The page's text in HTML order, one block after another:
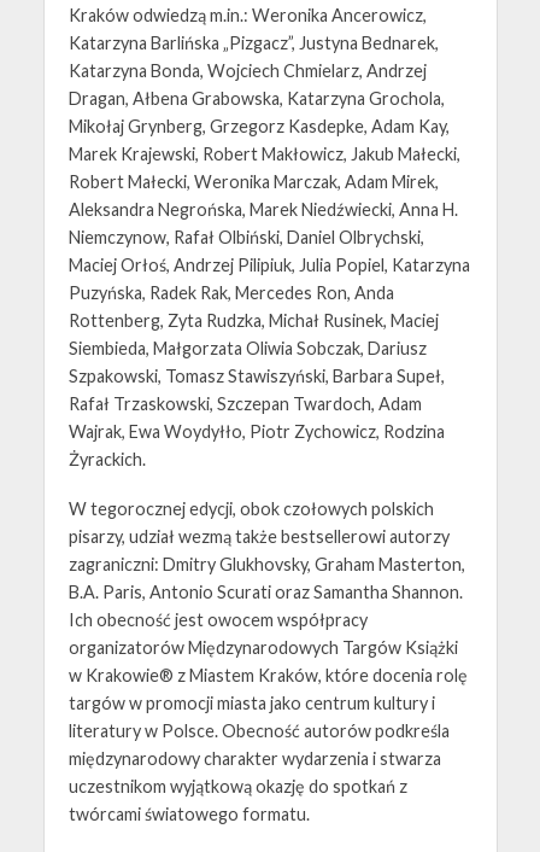
Kraków odwiedzą m.in.: Weronika Ancerowicz,
Katarzyna Barlińska „Pizgacz”, Justyna Bednarek,
Katarzyna Bonda, Wojciech Chmielarz, Andrzej
Dragan, Ałbena Grabowska, Katarzyna Grochola,
Mikołaj Grynberg, Grzegorz Kasdepke, Adam Kay,
Marek Krajewski, Robert Makłowicz, Jakub Małecki,
Robert Małecki, Weronika Marczak, Adam Mirek,
Aleksandra Negrońska, Marek Niedźwiecki, Anna H.
Niemczynow, Rafał Olbiński, Daniel Olbrychski,
Maciej Orłoś, Andrzej Pilipiuk, Julia Popiel, Katarzyna
Puzyńska, Radek Rak, Mercedes Ron, Anda
Rottenberg, Zyta Rudzka, Michał Rusinek, Maciej
Siembieda, Małgorzata Oliwia Sobczak, Dariusz
Szpakowski, Tomasz Stawiszyński, Barbara Supeł,
Rafał Trzaskowski, Szczepan Twardoch, Adam
Wajrak, Ewa Woydyłło, Piotr Zychowicz, Rodzina
Żyrackich.
W tegorocznej edycji, obok czołowych polskich
pisarzy, udział wezmą także bestsellerowi autorzy
zagraniczni: Dmitry Glukhovsky, Graham Masterton,
B.A. Paris, Antonio Scurati oraz Samantha Shannon.
Ich obecność jest owocem współpracy
organizatorów Międzynarodowych Targów Książki
w Krakowie® z Miastem Kraków, które docenia rolę
targów w promocji miasta jako centrum kultury i
literatury w Polsce. Obecność autorów podkreśla
międzynarodowy charakter wydarzenia i stwarza
uczestnikom wyjątkową okazję do spotkań z
twórcami światowego formatu.